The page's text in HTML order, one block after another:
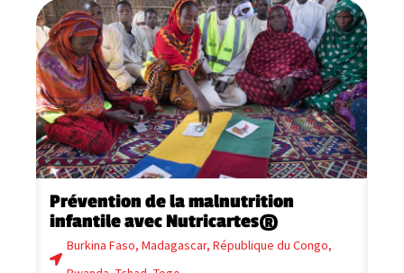
Prévention de la malnutrition
infantile avec Nutricartes®
Burkina Faso, Madagascar, République du Congo,